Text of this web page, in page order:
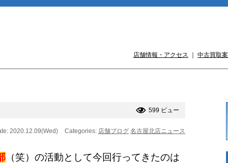
店舗情報・アクセス 中古買取
599 ビュー
2020.12.09(Wed) Categories: 店舗ブログ 名古屋北店ニュース
（笑）の活動として今回行ってきたのは